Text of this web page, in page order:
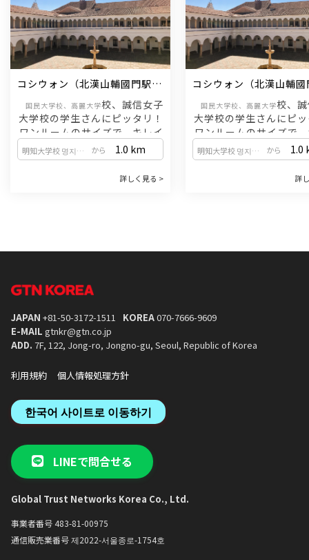
え入れる文化が根付いています。
4. 体系的な「正規課程」で確かな実力を
多国籍な学習環境：世界各地から集まった
仲間と交流しながら、韓国語と韓国文化を
深く学びます。
集中的なカリキュラム：10週間・計200時
間の密度の高い授業を通じて、基礎から応
用まで体系的にスキルアップできます。
5. 進学を目指すなら「大学韓国語課程」
韓国での大学・大学院進学を目指す方に特
化したコースです。
・アカデミックな韓国語：レポート作成や
発表など、大学生活に必要な専門的な韓国
学生との言語交換プログラムを通じて、生
きた韓国語に触れる機会が満載です。
・単位認定：6単位の認定が可能です。
など、文化交流の場が豊富に用
4. 学生同士の活発な交流とサ
・現役学生によるサポート：梨
の在学生サポーター（トウミ）
支援を受けることが
・多彩なサークル活動：ダンス
ランティアなどのサークルを通
な国籍の学生と交流し、一生の
ることが
5. 梨花ならではの特別
・梨花感謝フェスティバル：秋
謝祭を記念したフェスティバル
ます。歌やダンスを披露するコ
行われ、学生たちが一丸となっ
コシウォン（北漢山輔國門駅 /
国民大学校、高麗大学校、誠信女子
大学校の学生さんにピッタリ！
ワンルームのサイズで、キレイ
なコシウォンをご紹介いたしま
す。
万ウォン
明知大学校 명지대학교 から 1.0 km
詳しく見る >
コシウォン（北漢山輔
国民大学校、高麗大学校、
大学校の学生さんにピ
ワンルームのサイズで
なコシウォンをご紹介
明知大学校 명지대학교 から 1.0
詳
JAPAN +81-50-3172-1511 KOREA070-7666-9609
E-MAIL gtnkr@gtn.co.jp
ADD. 7F, 122, Jong-ro, Jongno-gu, Seoul, Republic of Korea
利用規約 個人情報処理方針
한국어 사이트로 이동하기
LINEで問合せる
Global Trust Networks Korea Co., Ltd.
事業者番号 483-81-00975
通信販売業番号 제2022-서울종로-1754호